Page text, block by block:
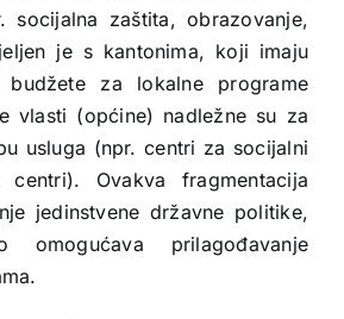
socijalna zaštita, obrazovanje,
je s kantonima, koji imaju
za lokalne programe
vlasti (općine) nadležne su za
usluga (npr. centri za socijalni
centri). Ovakva fragmentacija
jedinstvene državne politike,
omogućava prilagođavanje